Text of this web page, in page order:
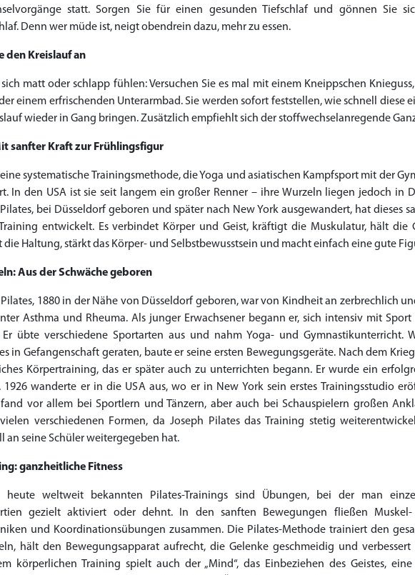
statt. Sorgen Sie für einen gesunden Tiefschlaf und gönnen Sie
Denn wer müde ist, neigt obendrein dazu, mehr zu essen.
den Kreislauf an
sich matt oder schlapp fühlen: Versuchen Sie es mal mit einem Kneippschen
einem erfrischenden Unterarmbad. Sie werden sofort feststellen, wie schnell diese
wieder in Gang bringen. Zusätzlich empfiehlt sich der stoffwechselanregende
sanfter Kraft zur Frühlingsfigur
systematische Trainingsmethode, die Yoga und asiatischen Kampfsport mit der
In den USA ist sie seit langem ein großer Renner – ihre Wurzeln liegen jedoch in
bei Düsseldorf geboren und später nach New York ausgewandert, hat dieses
entwickelt. Es verbindet Körper und Geist, kräftigt die Muskulatur, hält die
die Haltung, stärkt das Körper- und Selbstbewusstsein und macht einfach eine gute
Aus der Schwäche geboren
Pilates, 1880 in der Nähe von Düsseldorf geboren, war von Kindheit an zerbrechlich
Asthma und Rheuma. Als junger Erwachsener begann er, sich intensiv mit
Er übte verschiedene Sportarten aus und nahm Yoga- und Gymnastikunterricht.
in Gefangenschaft geraten, baute er seine ersten Bewegungsgeräte. Nach dem
Körpertraining, das er später auch zu unterrichten begann. Er wurde ein
1926 wanderte er in die USA aus, wo er in New York sein erstes Trainingsstudio
vor allem bei Sportlern und Tänzern, aber auch bei Schauspielern großen
verschiedenen Formen, da Joseph Pilates das Training stetig
an seine Schüler weitergegeben hat.
ganzheitliche Fitness
heute weltweit bekannten Pilates-Trainings sind Übungen, bei der man
gezielt aktiviert oder dehnt. In den sanften Bewegungen fließen
und Koordinationsübungen zusammen. Die Pilates-Methode trainiert den
hält den Bewegungsapparat aufrecht, die Gelenke geschmeidig und verbessert
körperlichen Training spielt auch der „Mind“, das Einbeziehen des Geistes,